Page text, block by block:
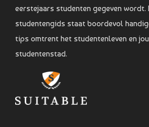
eerstejaars studenten gegeven wordt.
studentengids staat boordevol
tips omtrent het studentenleven en
studentenstad.